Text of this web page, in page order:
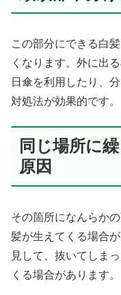
この部分にできる白
くなります。外に出
日傘を利用したり、
対処法が効果的です。
同じ場所に
原因
その箇所になんらか
髪が生えてくる場合
見して、抜いてしま
くる場合があります。